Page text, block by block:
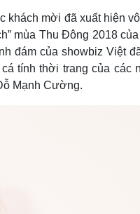
khách mời đã xuất hiện
mùa Thu Đông 2018
đám của showbiz Việt
tính thời trang của các
Mạnh Cường.